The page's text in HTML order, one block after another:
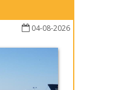
04-08-2026